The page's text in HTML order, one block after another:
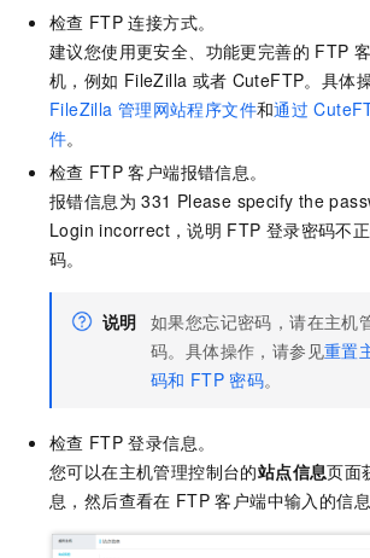
检查 FTP 连接方式。
建议您使用更安全、功能更完善的 FTP
机，例如 FileZilla 或者 CuteFTP。具体
FileZilla 管理网站程序文件和通过
件。
检查 FTP 客户端报错信息。
报错信息为 331 Please specify the
Login incorrect ，说明 FTP 登录密码不
码。
说明 如果您忘记密码，请在主机
码。具体操作，请参见重置
码和 FTP 密码。
检查 FTP 登录信息。
您可以在主机管理控制台的站点信息页面
息，然后查看在 FTP 客户端中输入的信息